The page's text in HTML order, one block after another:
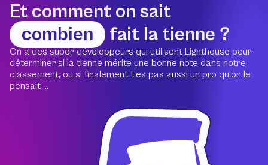
Et comment on sait
combien
fait la tienne ?
On a des super-développeurs qui utilisent Lighthouse pour
déterminer si la tienne mérite une bonne note dans notre
classement, ou si finalement t’es pas aussi un pro qu’on le
pensait ...